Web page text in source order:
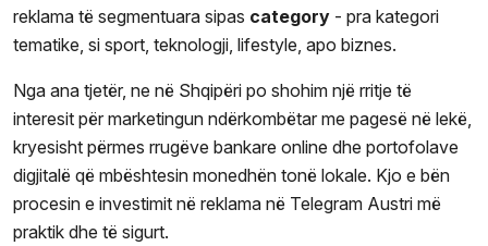
reklama të segmentuara sipas category - pra kategori
tematike, si sport, teknologji, lifestyle, apo biznes.
Nga ana tjetër, ne në Shqipëri po shohim një rritje të
interesit për marketingun ndërkombëtar me pagesë në lekë,
kryesisht përmes rrugëve bankare online dhe portofolave
digjitalë që mbështesin monedhën tonë lokale. Kjo e bën
procesin e investimit në reklama në Telegram Austri më
praktik dhe të sigurt.